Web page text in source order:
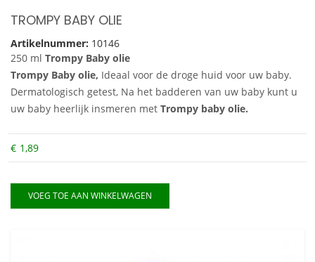
TROMPY BABY OLIE
Artikelnummer: 10146
250 ml Trompy Baby olie
Trompy Baby olie, Ideaal voor de droge huid voor uw baby.
Dermatologisch getest, Na het badderen van uw baby kunt u
uw baby heerlijk insmeren met Trompy baby olie.
€ 1,89
VOEG TOE AAN WINKELWAGEN